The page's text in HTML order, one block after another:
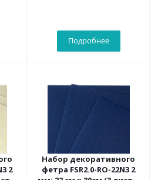
Подробнее
2
Набор декоративного
фетра FSR2.0-RO-22N3 2